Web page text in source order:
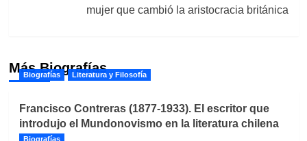
mujer que cambió la aristocracia británica
Más Biografías
Biografías Literatura y Filosofía
Francisco Contreras (1877-1933). El escritor que
introdujo el Mundonovismo en la literatura chilena
Biografías